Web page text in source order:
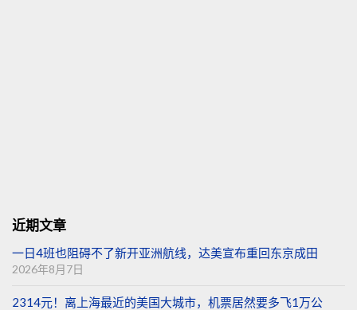
近期文章
一日4班也阻碍不了新开亚洲航线，达美宣布重回东京成田
2026年8月7日
2314元！离上海最近的美国大城市，机票居然要多飞1万公